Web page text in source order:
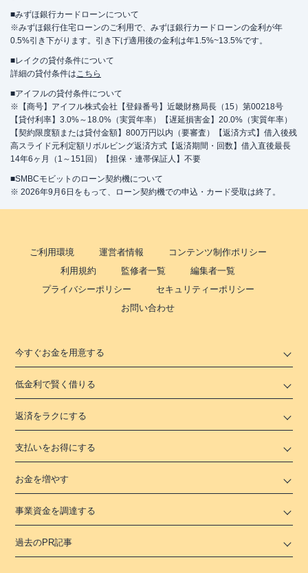
■みずほ銀行カードローンについて
※みずほ銀行住宅ローンのご利用で、みずほ銀行カードローンの金利が年
0.5%引き下がります。引き下げ適用後の金利は年1.5%~13.5%です。
■レイクの貸付条件について
詳細の貸付条件はこちら
■アイフルの貸付条件について
※【商号】アイフル株式会社【登録番号】近畿財務局長（15）第00218号
【貸付利率】3.0%～18.0%（実質年率）【遅延損害金】20.0%（実質年率）
【契約限度額または貸付金額】800万円以内（要審査）【返済方式】借入後残
高スライド元利定額リボルビング返済方式【返済期間・回数】借入直後最長
14年6ヶ月（1～151回）【担保・連帯保証人】不要
■SMBCモビットのローン契約機について
※ 2026年9月6日をもって、ローン契約機での申込・カード受取は終了。
ご利用環境 運営者情報
コンテンツ制作ポリシー
利用規約
監修者一覧
編集者一覧
プライバシーポリシー
セキュリティーポリシー
お問い合わせ
今すぐお金を用意する
低金利で賢く借りる
返済をラクにする
支払いをお得にする
お金を増やす
事業資金を調達する
過去のPR記事